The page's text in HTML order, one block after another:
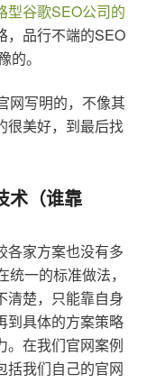
型谷歌SEO公司的
，品行不端的SEO
。
网写明的，不像其
很美好，到最后找
术（谁靠
各家方案也没有多
一的标准做法，
清楚，只能靠自身
到具体的方案策略
。在我们官网案例
括我们自己的官网